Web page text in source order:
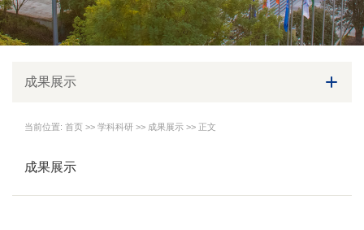
成果展示
当前位置: 首页 >> 学科科研 >> 成果展示 >> 正文
成果展示